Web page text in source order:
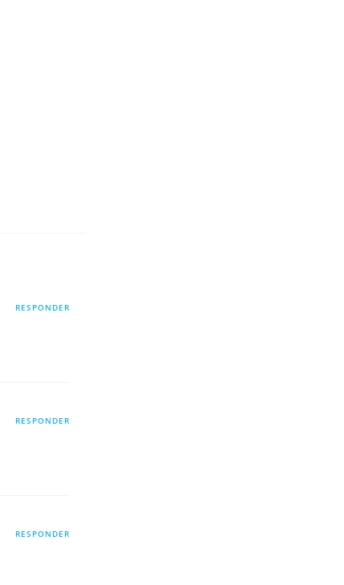
RESPONDER
RESPONDER
RESPONDER